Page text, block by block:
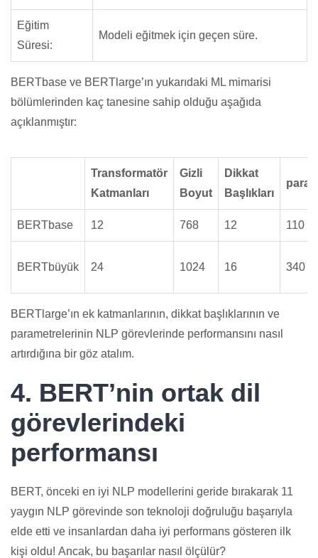
Eğitim
Süresi:
Modeli eğitmek için geçen süre.
BERTbase ve BERTlarge’ın yukarıdaki ML mimarisi
bölümlerinden kaç tanesine sahip olduğu aşağıda
açıklanmıştır:
Transformatör
Katmanları
Gizli
Boyut
Dikkat
Başlıkları
BERTbase 12 768 12 110
BERTbüyük 24 1024 16 340
BERTlarge’ın ek katmanlarının, dikkat başlıklarının ve
parametrelerinin NLP görevlerinde performansını nasıl
artırdığına bir göz atalım.
4. BERT’nin ortak dil
görevlerindeki
performansı
BERT, önceki en iyi NLP modellerini geride bırakarak 11
yaygın NLP görevinde son teknoloji doğruluğu başarıyla
elde etti ve insanlardan daha iyi performans gösteren ilk
kişi oldu! Ancak, bu başarılar nasıl ölçülür?